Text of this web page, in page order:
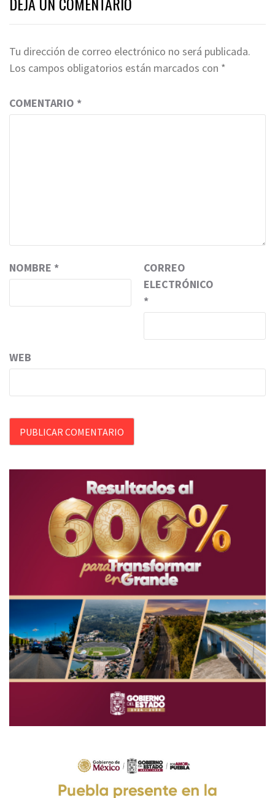
Tu dirección de correo electrónico no será publicada.
Los campos obligatorios están marcados con *
COMENTARIO *
NOMBRE *
CORREO
ELECTRÓNICO
*
WEB